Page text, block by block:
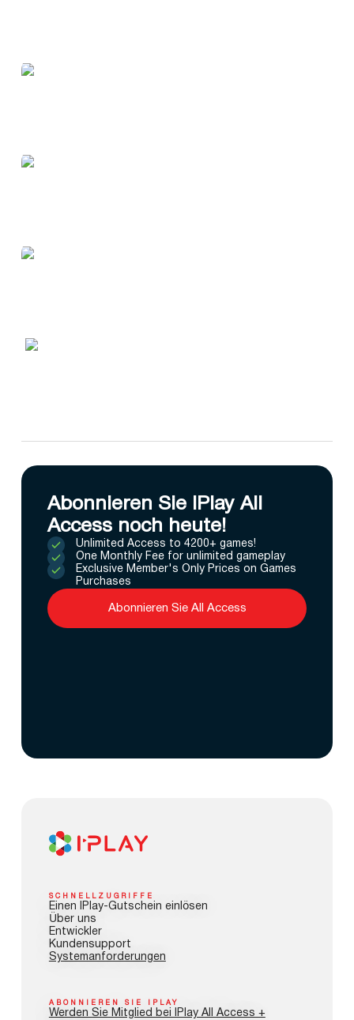
Abonnieren Sie IPlay All
Access noch heute!
Unlimited Access to 4200+ games!
One Monthly Fee for unlimited gameplay
Exclusive Member's Only Prices on Games
Purchases
Abonnieren Sie All Access
SCHNELLZUGRIFFE
Einen IPlay-Gutschein einlösen
Über uns
Entwickler
Kundensupport
Systemanforderungen
ABONNIEREN SIE IPLAY
Werden Sie Mitglied bei IPlay All Access +